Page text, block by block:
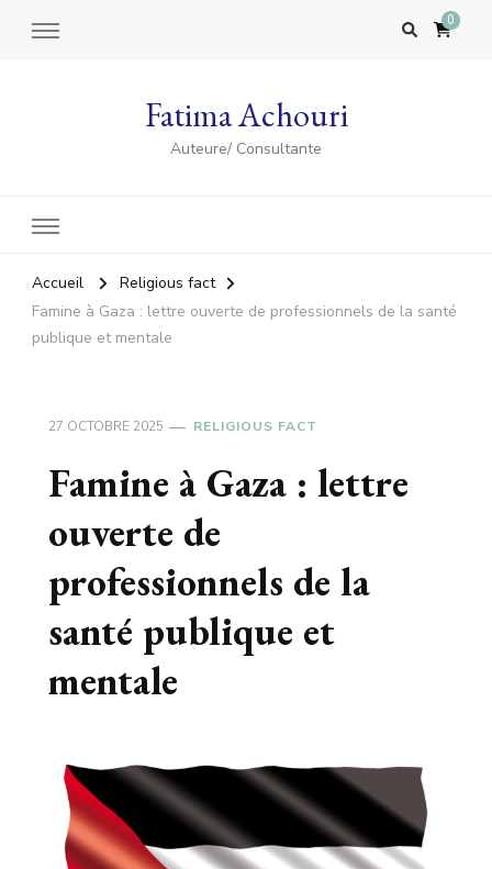
0
Fatima Achouri
Auteure/ Consultante
Accueil
Religious fact
Famine à Gaza : lettre ouverte de professionnels de la santé
publique et mentale
27 OCTOBRE 2025 RELIGIOUS FACT
Famine à Gaza : lettre
ouverte de
professionnels de la
santé publique et
mentale